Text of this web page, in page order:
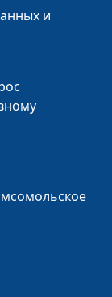
Игорь
и